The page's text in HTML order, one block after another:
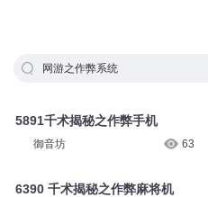
网游之作弊系统
5891千术揭秘之作弊手机
御音坊 63
6390 千术揭秘之作弊麻将机